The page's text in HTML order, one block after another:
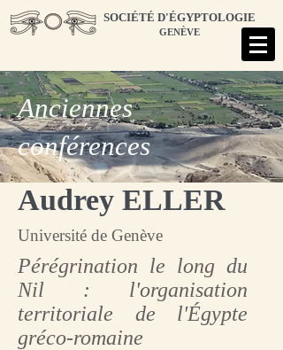
SOCIÉTÉ D'ÉGYPTOLOGIE
GENÈVE
Anciennes
conférences
Audrey ELLER
Université de Genève
Pérégrination le long du
Nil : l'organisation
territoriale de l'Égypte
gréco-romaine